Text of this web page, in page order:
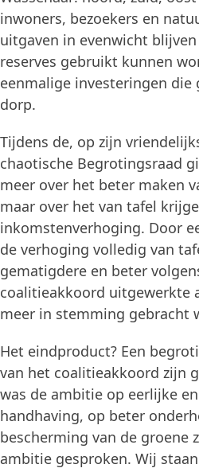
inwoners, bezoekers en
uitgaven in evenwicht
reserves gebruikt kunnen
eenmalige investeringen die
dorp.
Tijdens de, op zijn
chaotische Begrotingsraad
meer over het beter maken
maar over het van tafel
inkomstenverhoging. Door
de verhoging volledig van
gematigdere en beter
coalitieakkoord uitgewerkte
meer in stemming gebracht
Het eindproduct? Een
van het coalitieakkoord zijn
was de ambitie op eerlijke
handhaving, op beter
bescherming van de groene
ambitie gesproken. Wij